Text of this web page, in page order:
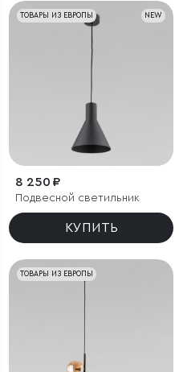
NEW
ТОВАРЫ ИЗ ЕВРОПЫ
8 250 ₽
Подвесной светильник
КУПИТЬ
ТОВАРЫ ИЗ ЕВРОПЫ